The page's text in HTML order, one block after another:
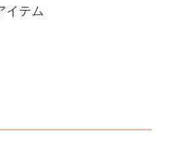
イテム